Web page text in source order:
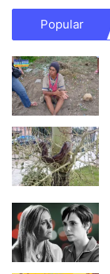
Popular